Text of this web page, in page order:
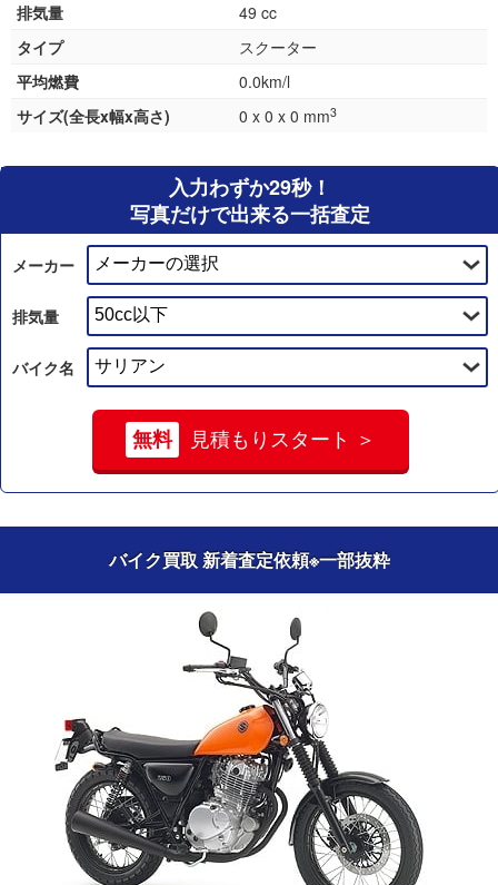
排気量
49 cc
タイプ
スクーター
平均燃費
0.0km/l
サイズ(全長x幅x高さ)
0 x 0 x 0 mm3
入力わずか29秒！
写真だけで出来る一括査定
メーカー
排気量
バイク名
無料 見積もりスタート ＞
バイク買取 新着査定依頼※一部抜粋